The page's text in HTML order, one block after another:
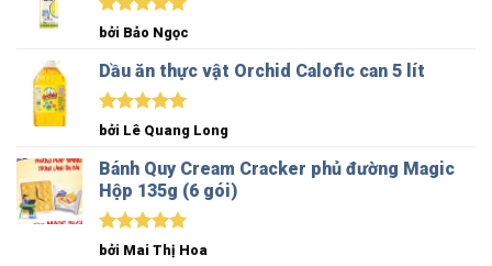
Được xếp
5
sao
bởi Bảo Ngọc
Dầu ăn thực vật Orchid Calofic can 5 lít
Được xếp
5
sao
bởi Lê Quang Long
Bánh Quy Cream Cracker phủ đường Magic
Hộp 135g (6 gói)
Được xếp
bởi Mai Thị Hoa